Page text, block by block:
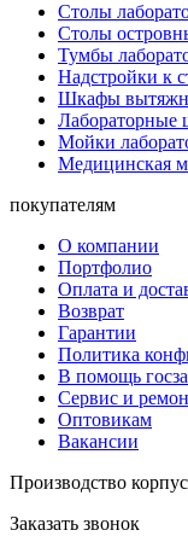
Столы
Столы
Тумбы
Надстройки к
Шкафы
Лабораторные
Мойки
Медицинская
покупателям
О компании
Портфолио
Оплата и
Возврат
Гарантии
Политика
В помощь
Сервис и
Оптовикам
Вакансии
Производство
Заказать звонок